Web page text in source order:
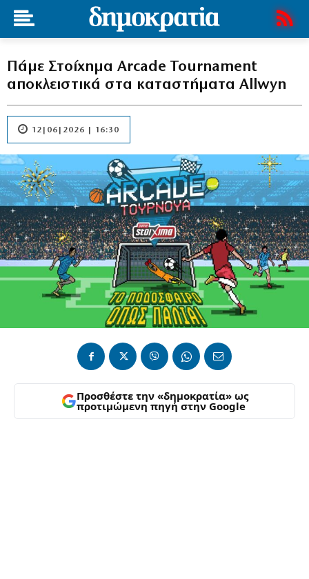
Πάμε Στοίχημα Arcade Tournament
αποκλειστικά στα καταστήματα Allwyn
12|06|2026 | 16:30
Προσθέστε την «δημοκρατία» ως
προτιμώμενη πηγή στην Google